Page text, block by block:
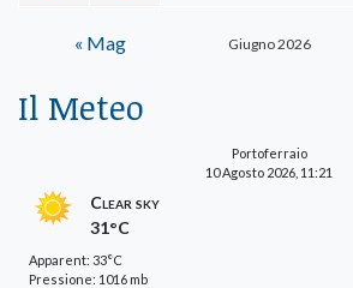
Giugno 2026
« Mag
Il Meteo
Portoferraio
10 Agosto 2026, 11:21
Clear sky
31°C
Apparent: 33°C
Pressione: 1016 mb